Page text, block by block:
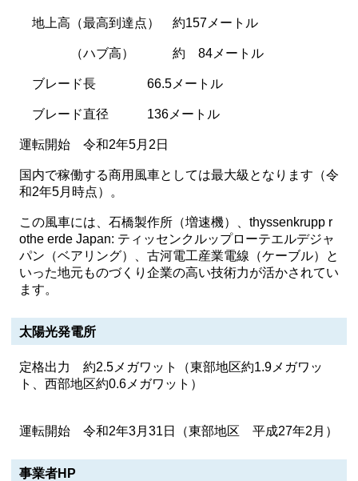
地上高（最高到達点） 約157メートル
（ハブ高） 約 84メートル
ブレード長 66.5メートル
ブレード直径 136メートル
運転開始 令和2年5月2日
国内で稼働する商用風車としては最大級となります（令
和2年5月時点）。
この風車には、石橋製作所（増速機）、thyssenkrupp r
othe erde Japan: ティッセンクルップローテエルデジャ
パン（ベアリング）、古河電工産業電線（ケーブル）と
いった地元ものづくり企業の高い技術力が活かされてい
ます。
太陽光発電所
定格出力 約2.5メガワット（東部地区約1.9メガワッ
ト、西部地区約0.6メガワット）
運転開始 令和2年3月31日（東部地区 平成27年2月）
事業者HP